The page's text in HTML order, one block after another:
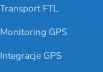
Transport FTL
Monitoring GPS
Integracje GPS